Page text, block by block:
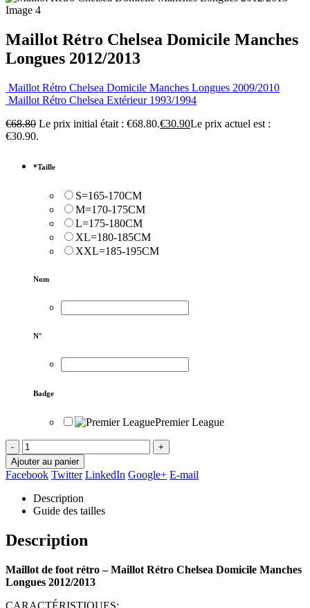
Maillot Rétro Chelsea Domicile Manches
Longues 2012/2013
Maillot Rétro Chelsea Domicile Manches Longues 2009/2010
Maillot Rétro Chelsea Extérieur 1993/1994
€68.80 Le prix initial était : €68.80.€30.90Le prix actuel est :
€30.90.
*Taille
S=165-170CM
M=170-175CM
L=175-180CM
XL=180-185CM
XXL=185-195CM
Nom
N°
Badge
Premier League
-
+
Ajouter au panier
Facebook Twitter LinkedIn Google+ E-mail
Description
Guide des tailles
Description
Maillot de foot rétro – Maillot Rétro Chelsea Domicile Manches
Longues 2012/2013